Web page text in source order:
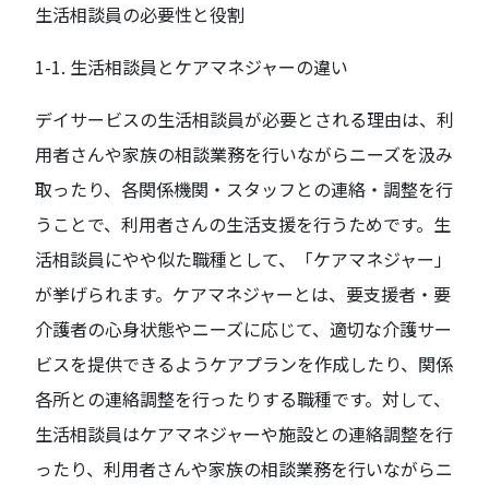
生活相談員の必要性と役割
1-1. 生活相談員とケアマネジャーの違い
デイサービスの生活相談員が必要とされる理由は、利
用者さんや家族の相談業務を行いながらニーズを汲み
取ったり、各関係機関・スタッフとの連絡・調整を行
うことで、利用者さんの生活支援を行うためです。生
活相談員にやや似た職種として、「ケアマネジャー」
が挙げられます。ケアマネジャーとは、要支援者・要
介護者の心身状態やニーズに応じて、適切な介護サー
ビスを提供できるようケアプランを作成したり、関係
各所との連絡調整を行ったりする職種です。対して、
生活相談員はケアマネジャーや施設との連絡調整を行
ったり、利用者さんや家族の相談業務を行いながらニ